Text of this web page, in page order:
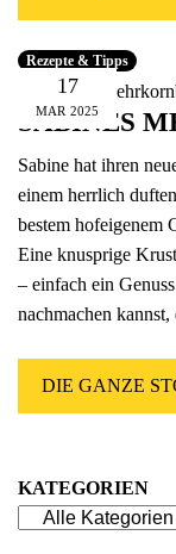
alle Geschenke
17
MAR 2025
Rezepte & Tipps
SABINES
Sabine hat ihren
einem herrlich
bestem hofeigenem
Eine knusprige
– einfach ein
nachmachen
DIE GANZE
KATEGORIEN